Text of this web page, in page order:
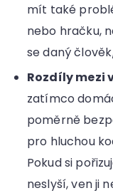
mít také
nebo hračku,
se daný
Rozdíly mezi
zatímco
poměrně
pro hluchou
Pokud si
neslyší, ven ji